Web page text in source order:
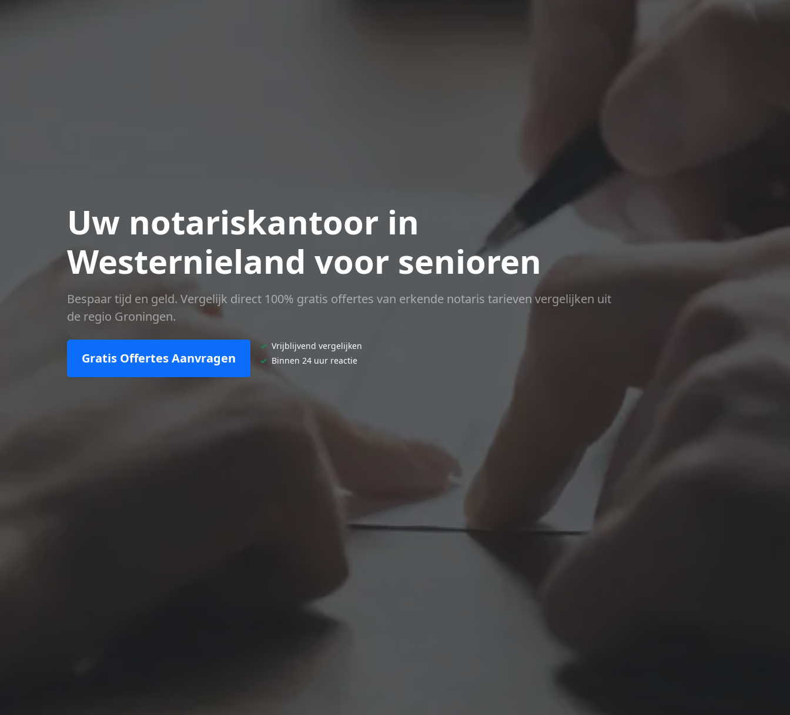
Uw notariskantoor in
Westernieland voor senioren
Bespaar tijd en geld. Vergelijk direct 100% gratis offertes van erkende notaris tarieven vergelijken uit
de regio Groningen.
Gratis Offertes Aanvragen
✓ Vrijblijvend vergelijken
✓ Binnen 24 uur reactie